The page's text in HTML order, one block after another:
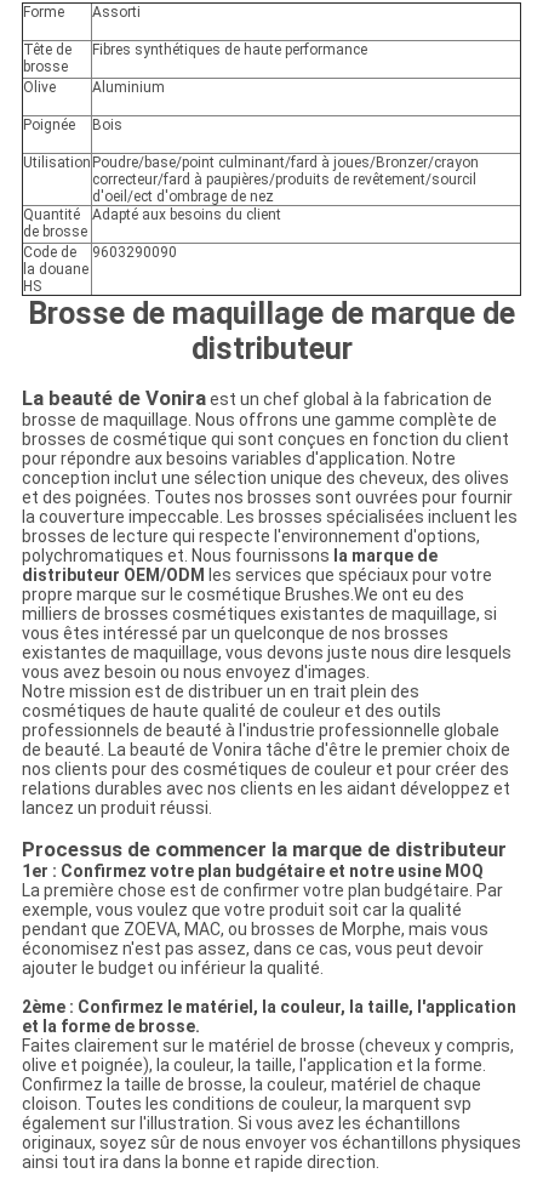
Forme Assorti
Tête de
brosse
Fibres synthétiques de haute performance
Olive Aluminium
Poignée Bois
Utilisation Poudre/base/point culminant/fard à joues/Bronzer/crayon
correcteur/fard à paupières/produits de revêtement/sourcil
d'oeil/ect d'ombrage de nez
Quantité
de brosse
Adapté aux besoins du client
Code de
la douane
HS
9603290090
Brosse de maquillage de marque de
distributeur
La beauté de Voniraest un chef global à la fabrication de
brosse de maquillage. Nous offrons une gamme complète de
brosses de cosmétique qui sont conçues en fonction du client
pour répondre aux besoins variables d'application. Notre
conception inclut une sélection unique des cheveux, des olives
et des poignées. Toutes nos brosses sont ouvrées pour fournir
la couverture impeccable. Les brosses spécialisées incluent les
brosses de lecture qui respecte l'environnement d'options,
polychromatiques et. Nous fournissons la marque de
distributeur OEM/ODM les services que spéciaux pour votre
propre marque sur le cosmétique Brushes.We ont eu des
milliers de brosses cosmétiques existantes de maquillage, si
vous êtes intéressé par un quelconque de nos brosses
existantes de maquillage, vous devons juste nous dire lesquels
vous avez besoin ou nous envoyez d'images.
Notre mission est de distribuer un en trait plein des
cosmétiques de haute qualité de couleur et des outils
professionnels de beauté à l'industrie professionnelle globale
de beauté. La beauté de Vonira tâche d'être le premier choix de
nos clients pour des cosmétiques de couleur et pour créer des
relations durables avec nos clients en les aidant développez et
lancez un produit réussi.
Processus de commencer la marque de distributeur
1er : Confirmez votre plan budgétaire et notre usine MOQ
La première chose est de confirmer votre plan budgétaire. Par
exemple, vous voulez que votre produit soit car la qualité
pendant que ZOEVA, MAC, ou brosses de Morphe, mais vous
économisez n'est pas assez, dans ce cas, vous peut devoir
ajouter le budget ou inférieur la qualité.
2ème : Confirmez le matériel, la couleur, la taille, l'application
et la forme de brosse.
Faites clairement sur le matériel de brosse (cheveux y compris,
olive et poignée), la couleur, la taille, l'application et la forme.
Confirmez la taille de brosse, la couleur, matériel de chaque
cloison. Toutes les conditions de couleur, la marquent svp
également sur l'illustration. Si vous avez les échantillons
originaux, soyez sûr de nous envoyer vos échantillons physiques
ainsi tout ira dans la bonne et rapide direction.